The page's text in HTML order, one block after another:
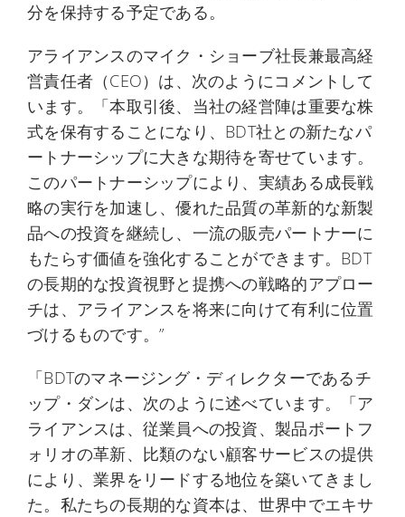
分を保持する予定である。
アライアンスのマイク・ショーブ社長兼最高経
営責任者（CEO）は、次のようにコメントして
います。「本取引後、当社の経営陣は重要な株
式を保有することになり、BDT社との新たなパ
ートナーシップに大きな期待を寄せています。
このパートナーシップにより、実績ある成長戦
略の実行を加速し、優れた品質の革新的な新製
品への投資を継続し、一流の販売パートナーに
もたらす価値を強化することができます。BDT
の長期的な投資視野と提携への戦略的アプロー
チは、アライアンスを将来に向けて有利に位置
づけるものです。”
「BDTのマネージング・ディレクターであるチ
ップ・ダンは、次のように述べています。「ア
ライアンスは、従業員への投資、製品ポートフ
ォリオの革新、比類のない顧客サービスの提供
により、業界をリードする地位を築いてきまし
た。私たちの長期的な資本は、世界中でエキサ